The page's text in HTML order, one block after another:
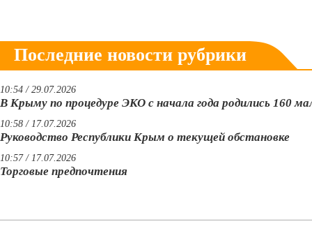
Последние новости рубрики
10:54 / 29.07.2026
В Крыму по процедуре ЭКО с начала года родились 160
10:58 / 17.07.2026
Руководство Республики Крым о текущей обстановке
10:57 / 17.07.2026
Торговые предпочтения